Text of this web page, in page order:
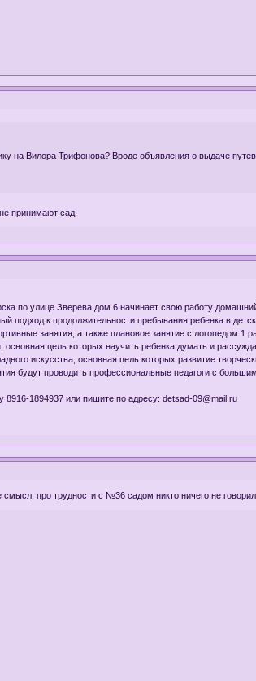
на Вилора Трифонова? Вроде объявления о выдаче
принимают сад.
по улице Зверева дом 6 начинает свою работу
подход к продолжительности пребывания ребенка в
занятия, а также плановое занятие с логопедом 1
цель которых научить ребенка думать и
искусства, основная цель которых развитие
будут проводить профессиональные педагоги с
1894937 или пишите по адресу: detsad-09@mail.ru
про трудности с №36 садом никто ничего не говорил.